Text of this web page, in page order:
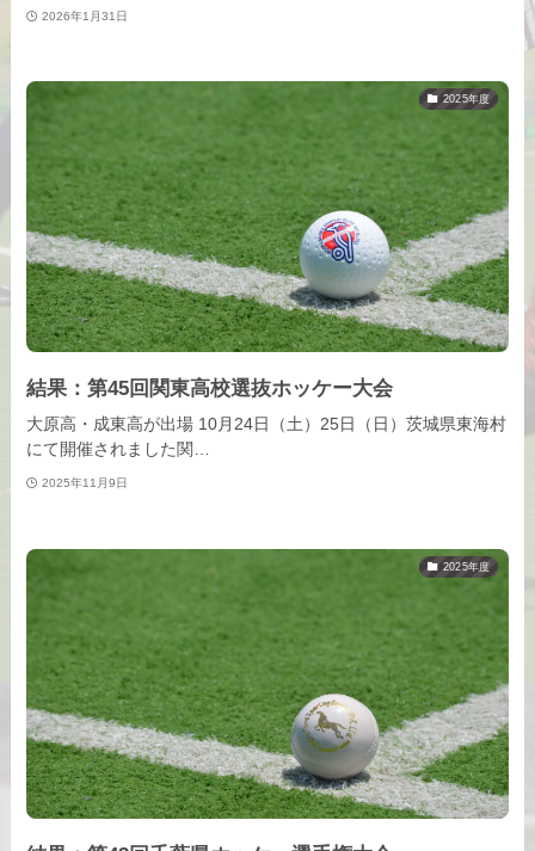
2026年1月31日
2025年度
結果：第45回関東高校選抜ホッケー大会
大原高・成東高が出場 10月24日（土）25日（日）茨城県東海村
にて開催されました関…
2025年11月9日
2025年度